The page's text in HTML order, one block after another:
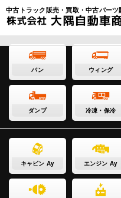
中古トラック販売・買取・中古パーツ
バン ウィング
ダンプ 冷凍・保冷
キャビン Ay エンジン Ay